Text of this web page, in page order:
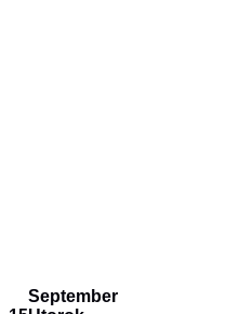
September